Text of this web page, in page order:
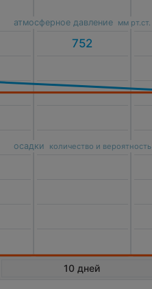
атмосферное давление мм рт.ст.
осадки количество и вероятность
10 дней